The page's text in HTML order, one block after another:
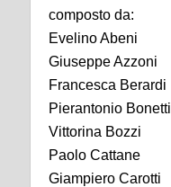
composto da:
Evelino Abeni
Giuseppe Azzoni
Francesca Berardi
Pierantonio Bonetti
Vittorina Bozzi
Paolo Cattane
Giampiero Carotti